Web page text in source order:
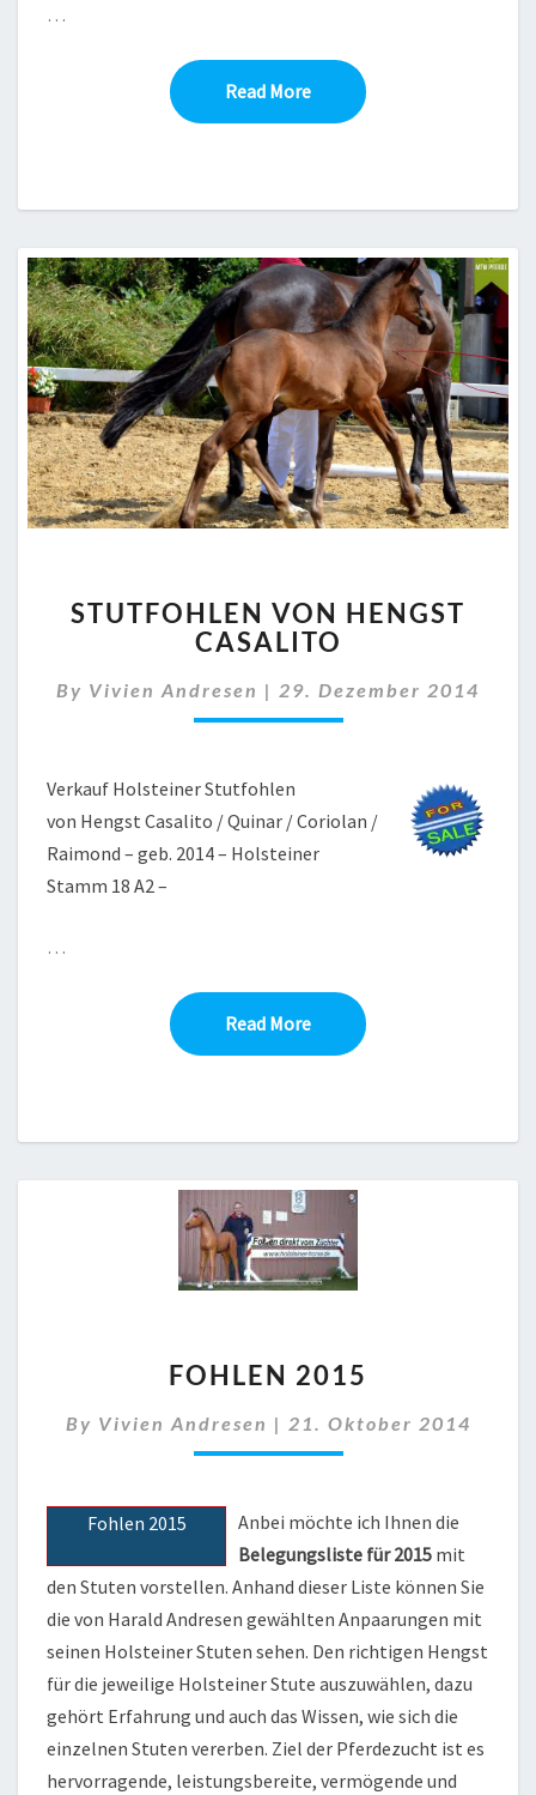
…
Read MoreRead More
VON
HENGST
STUTFOHLEN VON HENGST
CASALITO
By Vivien Andresen | 29. Dezember 2014
Verkauf Holsteiner Stutfohlen
von Hengst Casalito / Quinar / Coriolan /
Raimond – geb. 2014 – Holsteiner
Stamm 18 A2 –
…
Read MoreRead More
2015
FOHLEN 2015
By Vivien Andresen | 21. Oktober 2014
Fohlen 2015
Anbei möchte ich Ihnen die
Belegungsliste für 2015 mit
den Stuten vorstellen. Anhand dieser Liste können Sie
die von Harald Andresen gewählten Anpaarungen mit
seinen Holsteiner Stuten sehen. Den richtigen Hengst
für die jeweilige Holsteiner Stute auszuwählen, dazu
gehört Erfahrung und auch das Wissen, wie sich die
einzelnen Stuten vererben. Ziel der Pferdezucht ist es
hervorragende, leistungsbereite, vermögende und